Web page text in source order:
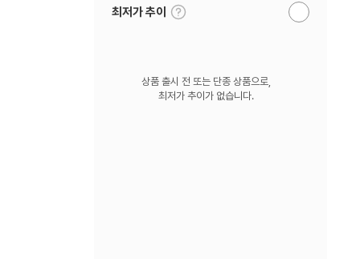
최저가 추이
툴
팁
알
상품 출시 전 또는 단종 상품으로,
최저가 추이가 없습니다.